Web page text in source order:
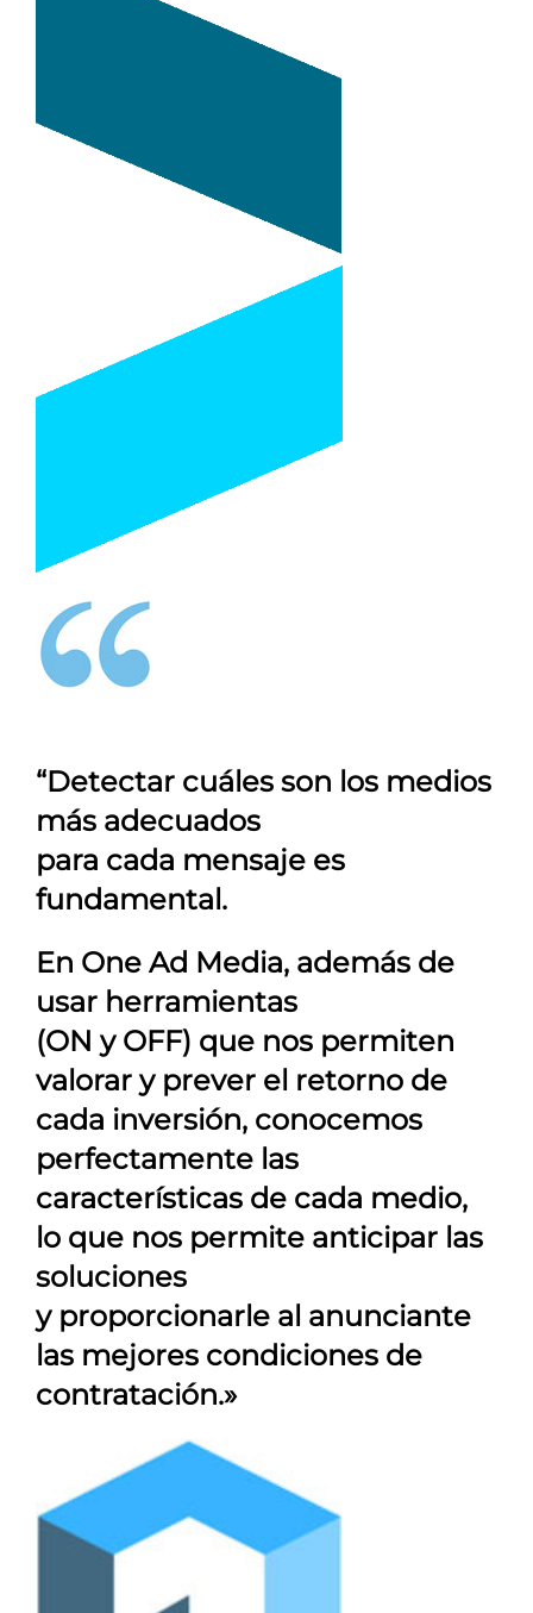
“Detectar cuáles son los medios
más adecuados
para cada mensaje es
fundamental.
En One Ad Media, además de
usar herramientas
(ON y OFF) que nos permiten
valorar y prever el retorno de
cada inversión, conocemos
perfectamente las
características de cada medio,
lo que nos permite anticipar las
soluciones
y proporcionarle al anunciante
las mejores condiciones de
contratación.»